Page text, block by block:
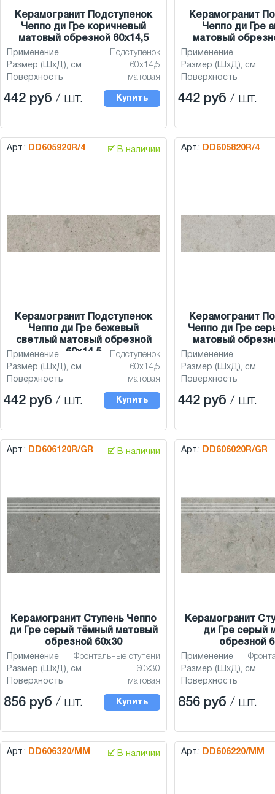
Керамогранит Подступенок
Чеппо ди Гре коричневый
матовый обрезной 60x14,5
Применение
Подступенок
Размер (ШхД), см
60x14,5
Поверхность
матовая
442 руб / шт. Купить
Керамогранит
Чеппо ди Гре
матовый
Применение
Размер (ШхД), см
Поверхность
442 руб / шт.
Арт.: DD605920R/4 🗹 В наличии
Керамогранит Подступенок
Чеппо ди Гре бежевый
светлый матовый обрезной
60x14,5
Применение
Подступенок
Размер (ШхД), см
60x14,5
Поверхность
матовая
442 руб / шт. Купить
Арт.: DD605820R/4
Керамогранит
Чеппо ди Гре
матовый
Применение
Размер (ШхД), см
Поверхность
442 руб / шт.
Арт.: DD606120R/GR 🗹 В наличии
Керамогранит Ступень Чеппо
ди Гре серый тёмный матовый
обрезной 60x30
Применение
Фронтальные ступени
Размер (ШхД), см
60x30
Поверхность
матовая
856 руб / шт. Купить
Арт.: DD606020R/GR
Керамогранит
ди Гре серый
обрезной
Применение
Размер (ШхД), см
Поверхность
856 руб / шт.
Арт.: DD606320/MM 🗹 В наличии Арт.: DD606220/MM